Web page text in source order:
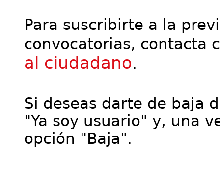
Para suscribirte a la
convocatorias, contacta
al ciudadano.
Si deseas darte de baja
"Ya soy usuario" y, una
opción "Baja".